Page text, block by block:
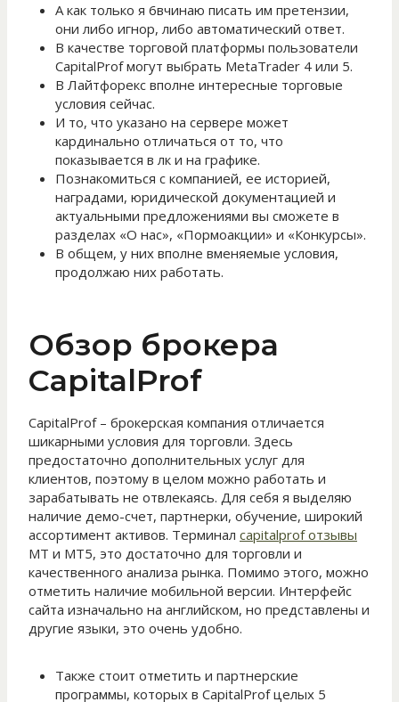
А как только я 6вчинаю писать им претензии,
они либо игнор, либо автоматический ответ.
В качестве торговой платформы пользователи
CapitalProf могут выбрать MetaTrader 4 или 5.
В Лайтфорекс вполне интересные торговые
условия сейчас.
И то, что указано на сервере может
кардинально отличаться от то, что
показывается в лк и на графике.
Познакомиться с компанией, ее историей,
наградами, юридической документацией и
актуальными предложениями вы сможете в
разделах «О нас», «Пормоакции» и «Конкурсы».
В общем, у них вполне вменяемые условия,
продолжаю них работать.
Обзор брокера
CapitalProf
CapitalProf – брокерская компания отличается
шикарными условия для торговли. Здесь
предостаточно дополнительных услуг для
клиентов, поэтому в целом можно работать и
зарабатывать не отвлекаясь. Для себя я выделяю
наличие демо-счет, партнерки, обучение, широкий
ассортимент активов. Терминал capitalprof отзывы
МТ и МТ5, это достаточно для торговли и
качественного анализа рынка. Помимо этого, можно
отметить наличие мобильной версии. Интерфейс
сайта изначально на английском, но представлены и
другие языки, это очень удобно.
Также стоит отметить и партнерские
программы, которых в CapitalProf целых 5